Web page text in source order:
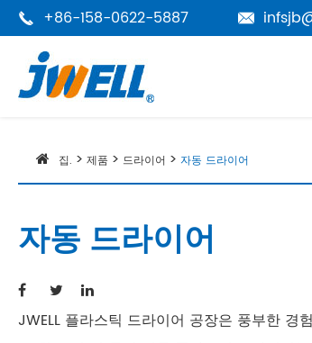
 +86-158-0622-5887 
집. 제품 드라이어 자동 드라이어
자동 드라이어
JWELL 플라스틱 드라이어 공장은 풍부한